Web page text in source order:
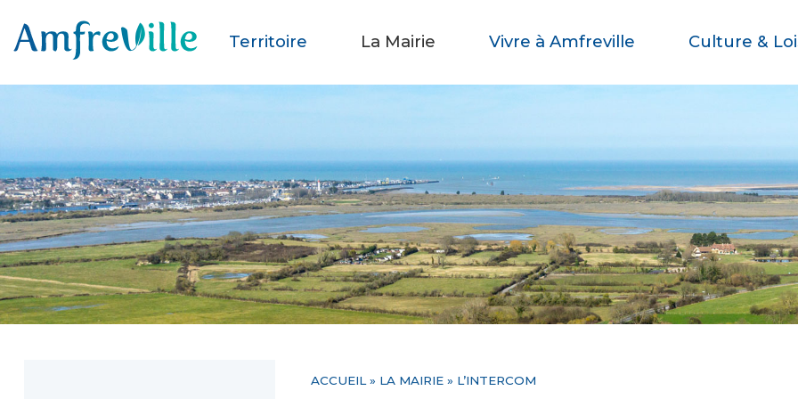
Territoire La Mairie Vivre à Amfreville Culture &
ACCUEIL » LA MAIRIE » L’INTERCOM